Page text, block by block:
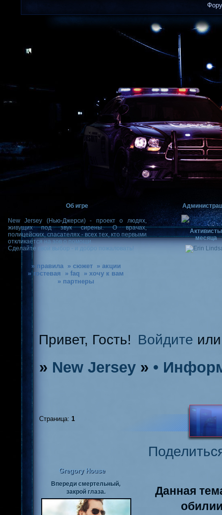
Об игре
New Jersey (Нью-Джерси) - проект о людях,
живущих под звук сирены. О врачах,
полицейских, спасателях - всех тех, кто первыми
откликается на зов о помощи.
Сделайте свой выбор - и добро пожаловать!
» правила » сюжет
» акции
» гостевая
» faq
» хочу к вам
» партнеры
Активисты
месяца
Привет, Гость! Войдите
» New Jersey » •
Страница: 1
Gregory House
Впереди смертельный,
закрой глаза.
Данная